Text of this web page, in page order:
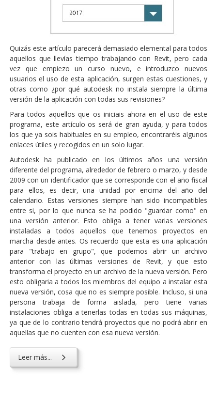
Quizás este artículo parecerá demasiado elemental para todos
aquellos que llevías tiempo trabajando con Revit, pero cada
vez que empiezo un curso nuevo, e introduzco nuevos
usuarios el uso de esta aplicación, surgen estas cuestiones, y
otras como ¿por qué autodesk no instala siempre la última
versión de la aplicación con todas sus revisiones?
Para todos aquellos que os iniciais ahora en el uso de este
programa, este artículo os será de gran ayuda, y para todos
los que ya sois habituales en su empleo, encontraréis algunos
enlaces útiles y recogidos en un solo lugar.
Autodesk ha publicado en los últimos años una versión
diferente del programa, alrededor de febrero o marzo, y desde
2009 con un identificador que se corresponde con el año fiscal
para ellos, es decir, una unidad por encima del año del
calendario. Estas versiones siempre han sido incompatibles
entre si, por lo que nunca se ha podido "guardar como" en
una versión anterior. Esto obliga a tener varias versiones
instaladas a todos aquellos que tenemos proyectos en
marcha desde antes. Os recuerdo que esta es una aplicación
para "trabajo en grupo", que podemos abrir un archivo
anterior con las últimas versiones de Revit, y que esto
transforma el proyecto en un archivo de la nueva versión. Pero
esto obligaria a todos los miembros del equipo a instalar esta
nueva versión, cosa que no es siempre posible. Incluso, si una
persona trabaja de forma aislada, pero tiene varias
instalaciones obliga a tenerlas todas en todas sus máquinas,
ya que de lo contrario tendrá proyectos que no podrá abrir en
aquellas que no cuenten con esa nueva versión.
Leer más...